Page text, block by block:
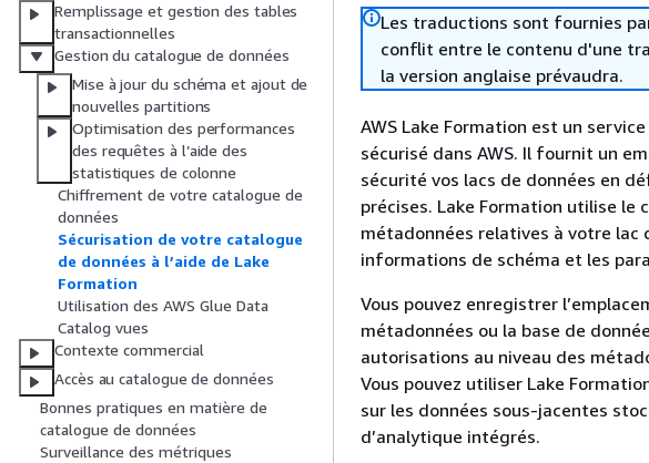
Remplissage et gestion des tables
transactionnelles
Gestion du catalogue de données
Mise à jour du schéma et ajout de
nouvelles partitions
Optimisation des performances
des requêtes à l’aide des
statistiques de colonne
Chiffrement de votre catalogue de
données
Sécurisation de votre catalogue
de données à l’aide de Lake
Formation
Utilisation des AWS Glue Data
Catalog vues
Contexte commercial
Accès au catalogue de données
Bonnes pratiques en matière de
catalogue de données
Surveillance des métriques
Les traductions sont fournies
conflit entre le contenu d'une
la version anglaise prévaudra.
AWS Lake Formation est un
sécurisé dans AWS. Il fournit un
sécurité vos lacs de données en
précises. Lake Formation utilise
métadonnées relatives à votre lac
informations de schéma et les
Vous pouvez enregistrer
métadonnées ou la base de
autorisations au niveau des
Vous pouvez utiliser Lake
sur les données sous-jacentes
d’analytique intégrés.